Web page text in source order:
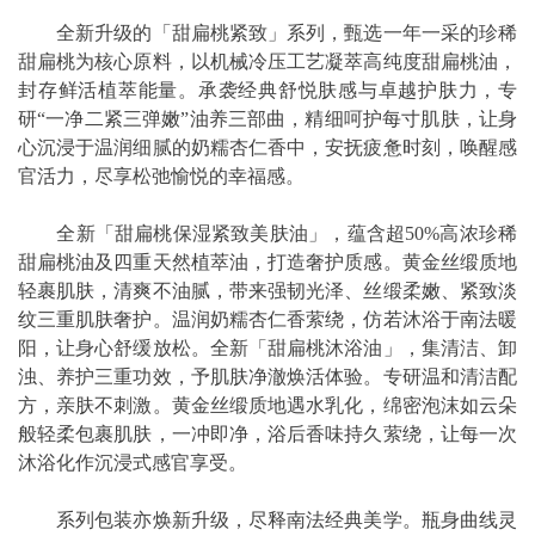
全新升级的「甜扁桃紧致」系列，甄选一年一采的珍稀
甜扁桃为核心原料，以机械冷压工艺凝萃高纯度甜扁桃油，
封存鲜活植萃能量。承袭经典舒悦肤感与卓越护肤力，专
研“一净二紧三弹嫩”油养三部曲，精细呵护每寸肌肤，让身
心沉浸于温润细腻的奶糯杏仁香中，安抚疲惫时刻，唤醒感
官活力，尽享松弛愉悦的幸福感。
全新「甜扁桃保湿紧致美肤油」，蕴含超50%高浓珍稀
甜扁桃油及四重天然植萃油，打造奢护质感。黄金丝缎质地
轻裹肌肤，清爽不油腻，带来强韧光泽、丝缎柔嫩、紧致淡
纹三重肌肤奢护。温润奶糯杏仁香萦绕，仿若沐浴于南法暖
阳，让身心舒缓放松。全新「甜扁桃沐浴油」，集清洁、卸
浊、养护三重功效，予肌肤净澈焕活体验。专研温和清洁配
方，亲肤不刺激。黄金丝缎质地遇水乳化，绵密泡沫如云朵
般轻柔包裹肌肤，一冲即净，浴后香味持久萦绕，让每一次
沐浴化作沉浸式感官享受。
系列包装亦焕新升级，尽释南法经典美学。瓶身曲线灵